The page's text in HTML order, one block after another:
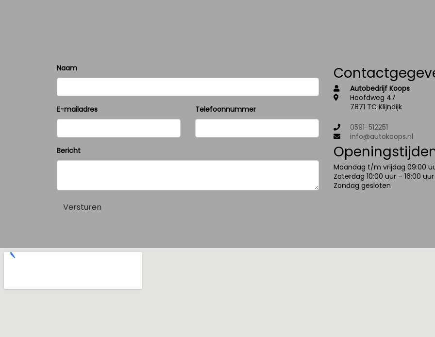
Naam
E-mailadres Telefoonnummer
Bericht
Versturen
Autobedrijf Koops
Hoofdweg 47
7871 TC Klijndijk
0591-512251
info@autokoops.nl
Maandag t/m vrijdag 09:00
Zaterdag 10:00 uur – 16:00 uur
Zondag gesloten